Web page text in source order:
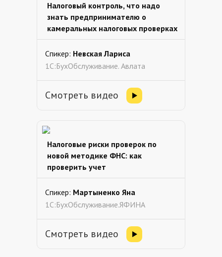
Налоговый контроль, что надо
знать предпринимателю о
камеральных налоговых проверках
Спикер: Невская Лариса
1С:БухОбслуживание. Авлата
Смотреть видео
Налоговые риски проверок по
новой методике ФНС: как
проверить учет
Спикер: Мартыненко Яна
1С:БухОбслуживание.ЯФИНА
Смотреть видео